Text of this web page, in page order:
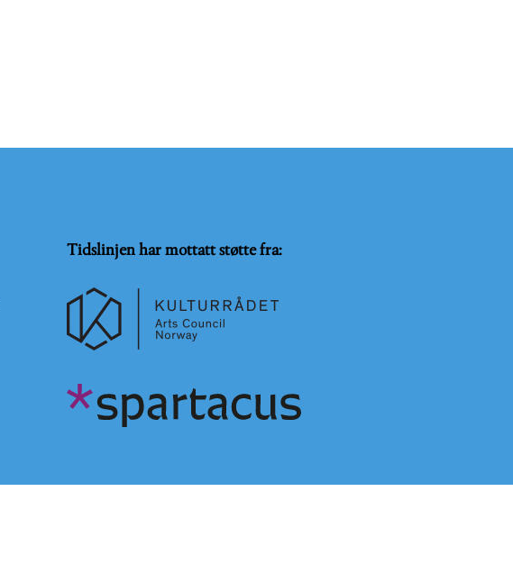
Tidslinjen har mottatt støtte fra: